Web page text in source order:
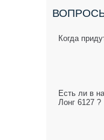
Когда
Есть ли в
Лонг 6127 ?